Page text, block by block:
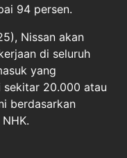
94 persen.
Nissan akan
di seluruh
yang
sekitar 20.000 atau
berdasarkan